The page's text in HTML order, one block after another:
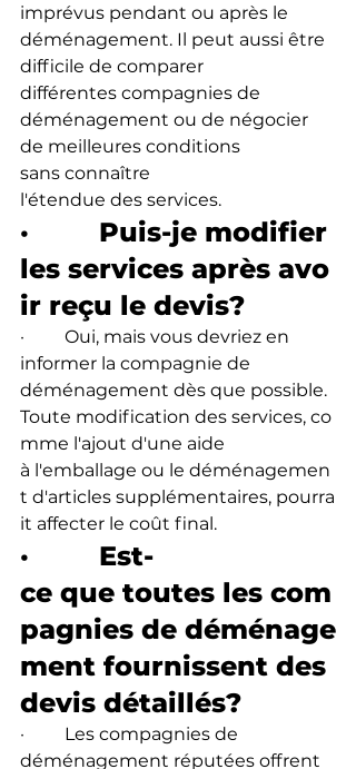
imprévus pendant ou après le
déménagement. Il peut aussi être
difficile de comparer
différentes compagnies de
déménagement ou de négocier
de meilleures conditions
sans connaître
l'étendue des services.
·         Puis-je modifier
les services après avo
ir reçu le devis?
·         Oui, mais vous devriez en
informer la compagnie de
déménagement dès que possible.
Toute modification des services, co
mme l'ajout d'une aide
à l'emballage ou le déménagemen
t d'articles supplémentaires, pourra
it affecter le coût final.
·         Est-
ce que toutes les com
pagnies de déménage
ment fournissent des
devis détaillés?
·         Les compagnies de
déménagement réputées offrent